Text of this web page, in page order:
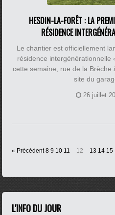
HESDIN-LA-FORÊT : LA
RÉSIDENCE
Le chantier est officiellement
résidence intergénérationnelle
cette semaine, rue de la Brèche
site du
26 juillet
« Précédent 8 9 10 11 12 13 14 15
L'INFO DU JOUR